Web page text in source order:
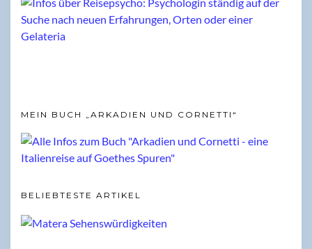
MEIN BUCH „ARKADIEN UND CORNETTI“
BELIEBTESTE ARTIKEL